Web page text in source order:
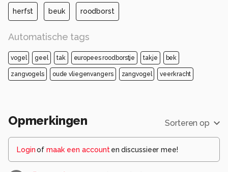
herfst beuk roodborst
Automatische tags
vogel geel tak europees roodborstje takje bek
zangvogels oude vliegenvangers zangvogel veerkracht
Opmerkingen Sorteren op
Loginof maak een account en discussieer mee!